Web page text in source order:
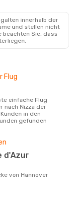
innerhalb der
und stellen nicht
Sie, dass
Flug
nach Nizza der
in den
gefunden